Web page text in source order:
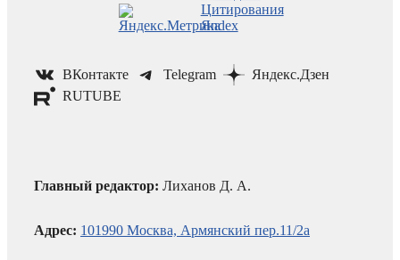
ВКонтакте Telegram
Яндекс.Дзен
RUTUBE
Главный редактор: Лиханов Д. А.
Адрес: 101990 Москва, Армянский пер.11/2а